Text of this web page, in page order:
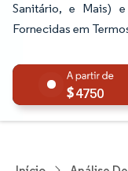
Sanitário, e Mais)
Fornecidas em
4750